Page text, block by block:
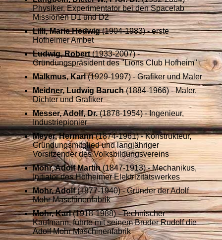
Physiker, Experimentator bei den Spacelab
Missionen D1 und D2
Lilli, Marie Hedwig(1904-1983) - erste
Hofheimer Ambet
Ludwig, Robert(1933-2007) -
Gründungspräsident des "Lions Club Hofheim"
Malkmus, Karl(1929-1997) - Grafiker und Maler
Meidner, Ludwig Baruch(1884-1966) - Maler,
Dichter und Grafiker
Messer, Adolf, Dr.(1878-1954) - Ingenieur,
Industriepionier
Meyer, Hermann(1874-1961) - Konstrukteur,
Gründungsmitglied und langjähriger
Vorsitzender des Volksbildungsvereins
Mohr, Adolf Martin(1847-1913) - Mechanikus,
Initiator des Hofheimer Elektrizitätswerkes
Mohr, Adolf(1877-1940) - Gründer der Adolf
Mohr Maschinenfabrik
Mohr, Karl(1918-1988) - Technischer
Kaufmann, führte mit seinem Bruder Rudolf die
Adolf Mohr Maschinenfabrik